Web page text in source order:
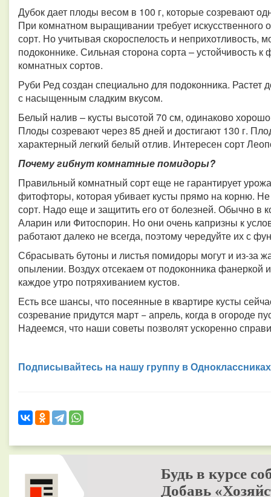
Дубок дает плоды весом в 100 г, которые созревают
При комнатном выращивании требует искусственного
сорт. Но учитывая скороспелость и
подоконнике. Сильная сторона сорта – устойчивость
комнатных сортов.
Руби Ред создан специально для подоконника. Растет
с насыщенным сладким вкусом.
Белый налив – кусты высотой 70 см, одинаково
Плоды созревают через 85 дней и достигают 130 г.
характерный легкий белый отлив. Интересен сорт
Почему гибнут комнатные помидоры?
Правильный комнатный сорт еще не гарантирует
фитофторы, которая убивает кусты прямо на корню.
сорт. Надо еще и защитить его от болезней. Обычно в
Аларин или Фитоспорин. Но они очень капризны к
работают далеко не всегда, поэтому чередуйте их с
Сбрасывать бутоны и листья помидоры могут и из-за
опылении. Воздух отсекаем от подоконника
каждое утро потряхиванием кустов.
Есть все шансы, что посеянные в квартире кусты
созревание придутся март − апрель, когда в огороде
Надеемся, что наши советы позволят ускоренно
Подписывайтесь на нашу группу в Одноклассниках
Будь в курсе
Добавь